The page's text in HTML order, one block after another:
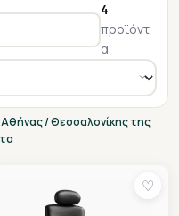
4
προϊόντ
α
/ Θεσσαλονίκης της
♡